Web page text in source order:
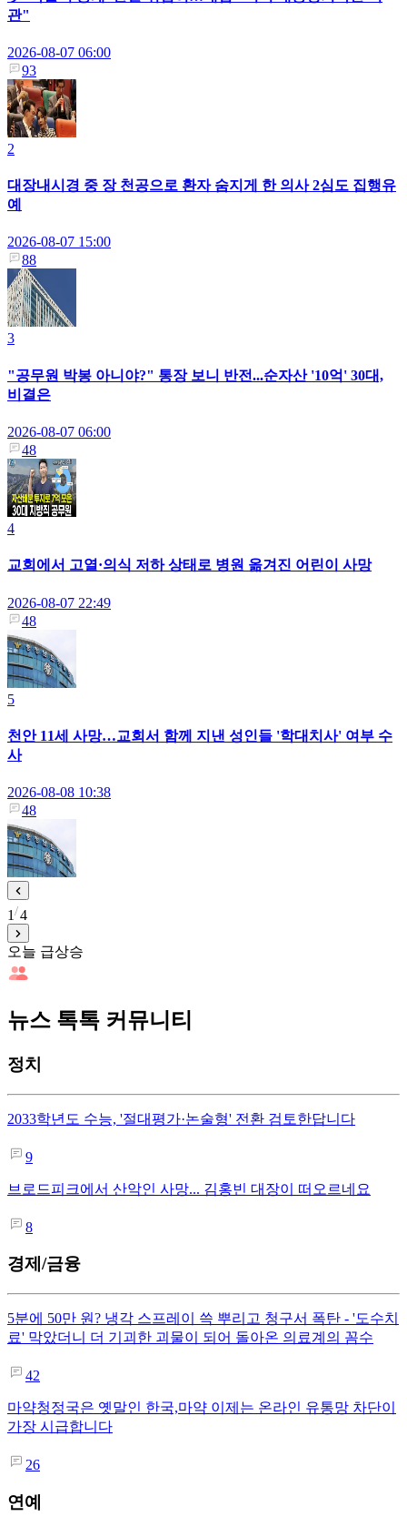
관"
2026-08-07 06:00
93
2
대장내시경 중 장 천공으로 환자 숨지게 한 의사 2심도 집행유
예
2026-08-07 15:00
88
3
"공무원 박봉 아니야?" 통장 보니 반전...순자산 '10억' 30대,
비결은
2026-08-07 06:00
48
4
교회에서 고열·의식 저하 상태로 병원 옮겨진 어린이 사망
2026-08-07 22:49
48
5
천안 11세 사망…교회서 함께 지낸 성인들 '학대치사' 여부 수
사
2026-08-08 10:38
48
1 4
오늘 급상승
뉴스 톡톡 커뮤니티
정치
2033학년도 수능, '절대평가·논술형' 전환 검토한답니다
9
브로드피크에서 산악인 사망... 김홍빈 대장이 떠오르네요
8
경제/금융
5분에 50만 원? 냉각 스프레이 쓱 뿌리고 청구서 폭탄 - '도수치
료' 막았더니 더 기괴한 괴물이 되어 돌아온 의료계의 꼼수
42
마약청정국은 옛말인 한국,마약 이제는 온라인 유통망 차단이
가장 시급합니다
26
연예